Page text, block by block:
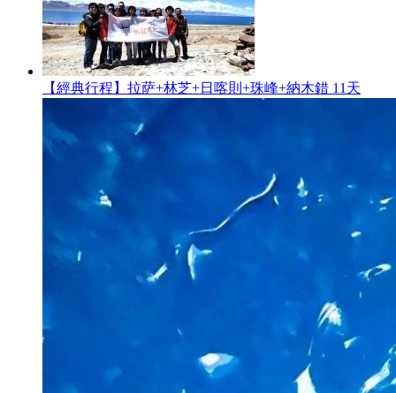
【經典行程】拉萨+林芝+日喀則+珠峰+納木錯 11天